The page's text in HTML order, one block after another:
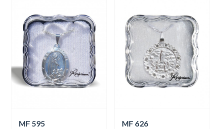
MF 595 MF 626